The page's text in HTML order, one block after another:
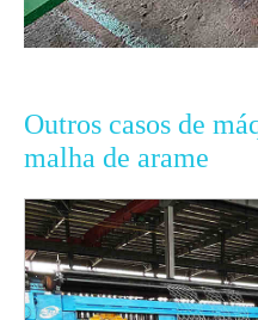
Outros casos de
malha de arame